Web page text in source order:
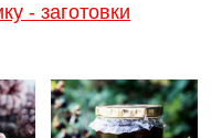
- заготовки